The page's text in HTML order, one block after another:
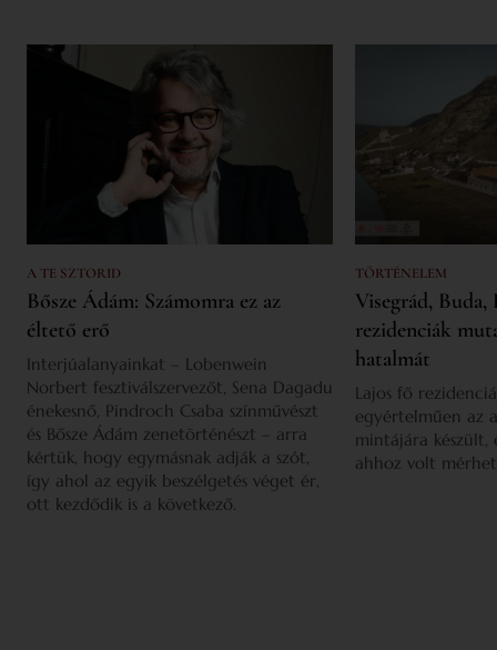
A TE SZTORID
Bősze Ádám: Számomra ez az
éltető erő
Interjúalanyainkat – Lobenwein
Norbert fesztiválszervezőt, Sena Dagadu
énekesnő, Pindroch Csaba színművészt
és Bősze Ádám zenetörténészt – arra
kértük, hogy egymásnak adják a szót,
így ahol az egyik beszélgetés véget ér,
ott kezdődik is a következő.
TÖRTÉNELEM
Visegrád,
rezidenciák
hatalmát
Lajos fő
egyértelműen az
mintájára készült,
ahhoz volt